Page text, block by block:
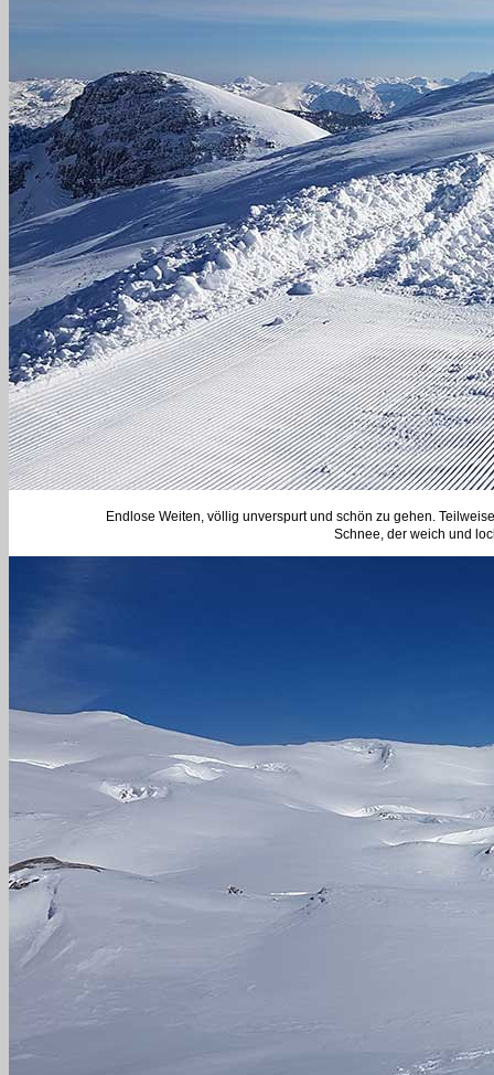
Endlose Weiten, völlig unverspurt und schön zu gehen.
Schnee, der weich und